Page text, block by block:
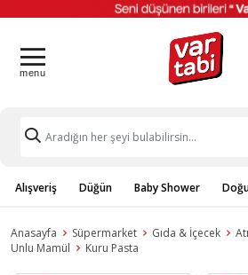
Alışveriş Düğün Baby Shower
Anasayfa Süpermarket Gıda & İçecek
Unlu Mamül
Kuru Pasta